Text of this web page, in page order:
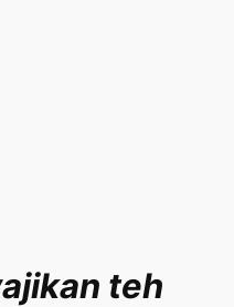
teh